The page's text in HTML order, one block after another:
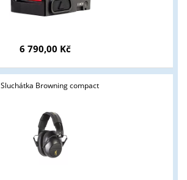
6 790,00 Kč
Sluchátka Browning compact